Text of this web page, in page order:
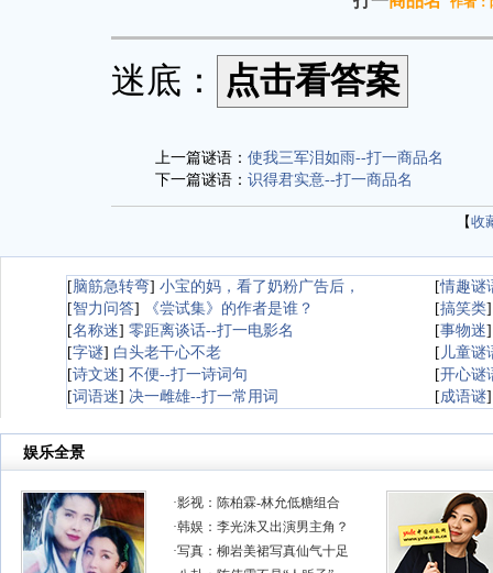
迷底：
上一篇谜语： 使我三军泪如雨--打一商品名
下一篇谜语： 识得君实意--打一商品名
【收
[脑筋急转弯] 小宝的妈，看了奶粉广告后， [情趣谜
[智力问答] 《尝试集》的作者是谁？ [搞笑类
[名称迷] 零距离谈话--打一电影名 [事物迷
[字谜] 白头老干心不老 [ 儿童谜
[诗文迷] 不便--打一诗词句 [开心谜
[词语迷] 决一雌雄--打一常用词 [成语谜